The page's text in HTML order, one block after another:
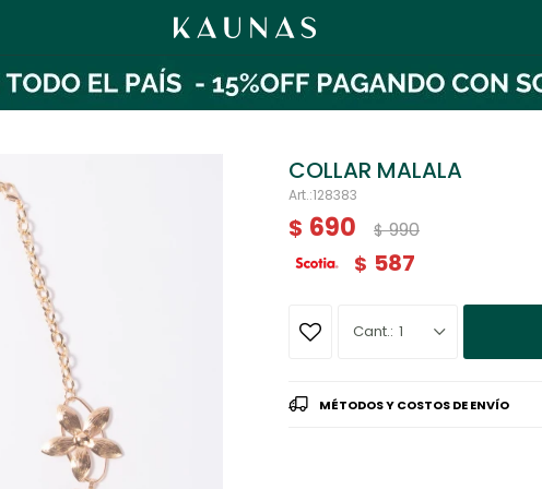
COLLAR MALALA
128383
$ 690 $ 990
$ 587
1
MÉTODOS Y COSTOS DE ENVÍO